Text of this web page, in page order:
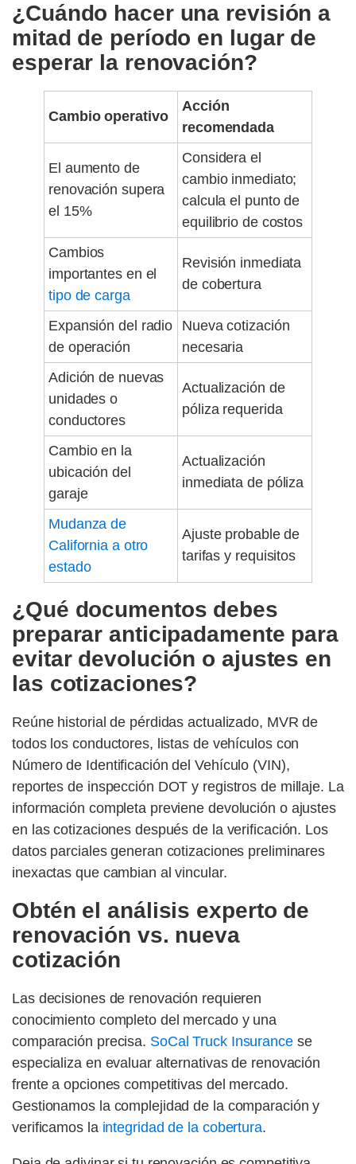
¿Cuándo hacer una revisión a
mitad de período en lugar de
esperar la renovación?
Cambio operativo
Acción
recomendada
El aumento de
renovación supera
el 15%
Considera el
cambio inmediato;
calcula el punto de
equilibrio de costos
Cambios
importantes en el
tipo de carga
Revisión inmediata
de cobertura
Expansión del radio
de operación
Nueva cotización
necesaria
Adición de nuevas
unidades o
conductores
Actualización de
póliza requerida
Cambio en la
ubicación del
garaje
Actualización
inmediata de póliza
Mudanza de
California a otro
estado
Ajuste probable de
tarifas y requisitos
¿Qué documentos debes
preparar anticipadamente para
evitar devolución o ajustes en
las cotizaciones?
Reúne historial de pérdidas actualizado, MVR de
todos los conductores, listas de vehículos con
Número de Identificación del Vehículo (VIN),
reportes de inspección DOT y registros de millaje. La
información completa previene devolución o ajustes
en las cotizaciones después de la verificación. Los
datos parciales generan cotizaciones preliminares
inexactas que cambian al vincular.
Obtén el análisis experto de
renovación vs. nueva
cotización
Las decisiones de renovación requieren
conocimiento completo del mercado y una
comparación precisa. SoCal Truck Insurancese
especializa en evaluar alternativas de renovación
frente a opciones competitivas del mercado.
Gestionamos la complejidad de la comparación y
verificamos la integridad de la cobertura.